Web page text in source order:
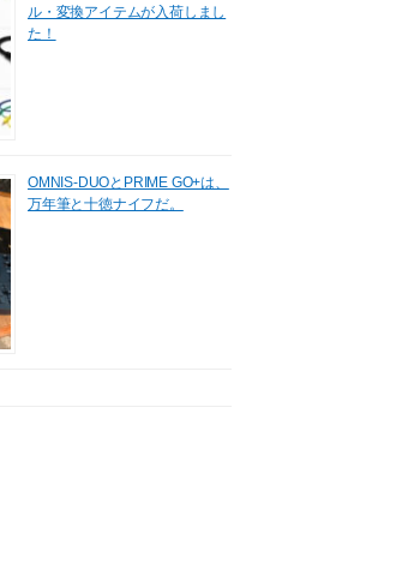
ル・変換アイテムが入荷しまし
た！
OMNIS-DUOとPRIME GO+は、
万年筆と十徳ナイフだ。